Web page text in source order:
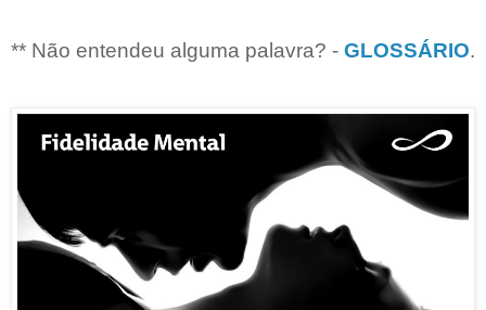
** Não entendeu alguma palavra? - GLOSSÁRIO.